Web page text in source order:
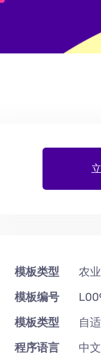
模板类型
农
模板编号
模板类型
自
程序语言
中文